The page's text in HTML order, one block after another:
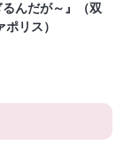
んだが～』（双
リス）